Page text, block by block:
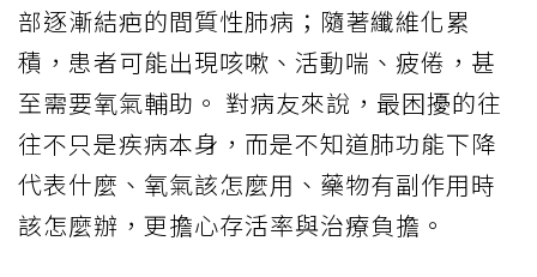
部逐漸結疤的間質性肺病；隨著纖維化累
積，患者可能出現咳嗽、活動喘、疲倦，甚
至需要氧氣輔助。 對病友來說，最困擾的往
往不只是疾病本身，而是不知道肺功能下降
代表什麼、氧氣該怎麼用、藥物有副作用時
該怎麼辦，更擔心存活率與治療負擔。